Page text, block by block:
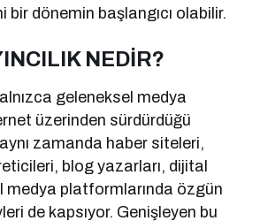
bir dönemin başlangıcı olabilir.
NEDİR?
geleneksel medya
üzerinden sürdürdüğü
zamanda haber siteleri,
blog yazarları, dijital
medya platformlarında özgün
de kapsıyor. Genişleyen bu